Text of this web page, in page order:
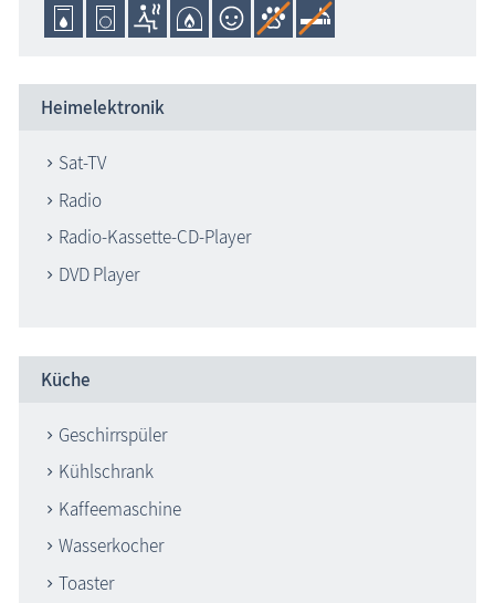
Heimelektronik
Sat-TV
Radio
Radio-Kassette-CD-Player
DVD Player
Küche
Geschirrspüler
Kühlschrank
Kaffeemaschine
Wasserkocher
Toaster